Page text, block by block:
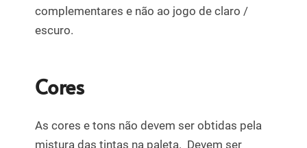
complementares e não ao jogo de claro /
escuro.
Cores
As cores e tons não devem ser obtidas pela
mistura das tintas na paleta. Devem ser